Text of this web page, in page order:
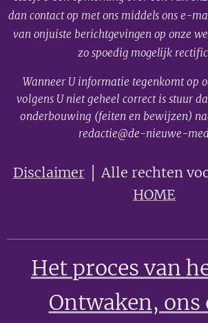
dan contact op met ons middels ons e-
van onjuiste berichtgevingen op onze
zo spoedig mogelijk
Wanneer U informatie tegenkomt op
volgens U niet geheel correct is stuur
onderbouwing (feiten en bewijzen)
redactie@de-nieuwe-
Disclaimer│ Alle rechten
HOME
Het proces van
Ontwaken, ons